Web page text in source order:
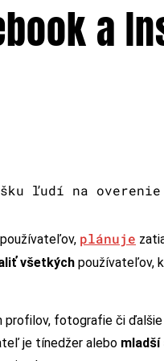
a
ľudí na overenie
plánuje
všetkých používateľov,
profilov, fotografie či
je tínedžer alebo mladší